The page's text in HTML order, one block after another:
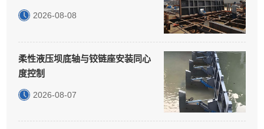
2026-08-08
柔性液压坝底轴与铰链座安装同心
度控制
2026-08-07